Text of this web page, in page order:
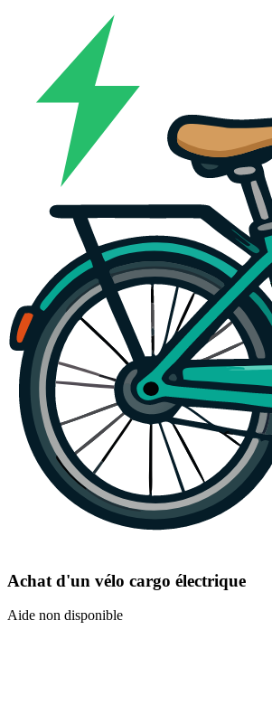
Achat d'un vélo cargo électrique
Aide non disponible